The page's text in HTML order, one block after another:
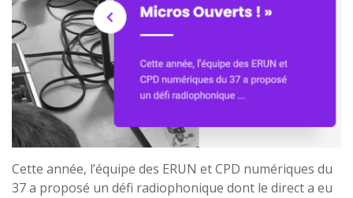
Cette année, l’équipe des ERUN et CPD numériques du
37 a proposé un défi radiophonique dont le direct a eu